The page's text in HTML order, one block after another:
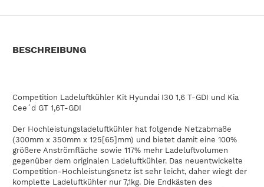
BESCHREIBUNG
Competition Ladeluftkühler Kit Hyundai I30 1,6 T-GDI und Kia
Cee´d GT 1,6T-GDI
Der Hochleistungsladeluftkühler hat folgende Netzabmaße
(300mm x 350mm x 125[65]mm) und bietet damit eine 100%
größere Anströmfläche sowie 117% mehr Ladeluftvolumen
gegenüber dem originalen Ladeluftkühler. Das neuentwickelte
Competition-Hochleistungsnetz ist sehr leicht, daher wiegt der
komplette Ladeluftkühler nur 7,1kg. Die Endkästen des